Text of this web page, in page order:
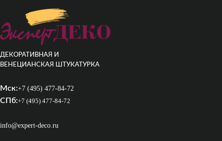
ДЕКОРАТИВНАЯ И
ВЕНЕЦИАНСКАЯ ШТУКАТУРКА
Мск:+7 (495) 477-84-72
СПб:+7 (495) 477-84-72
info@expert-deco.ru